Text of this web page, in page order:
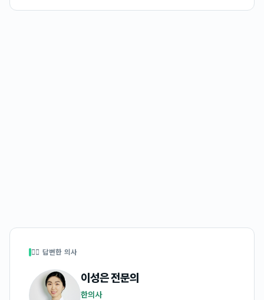
👩‍⚕️ 답변한 의사
이성은전문의
한의사